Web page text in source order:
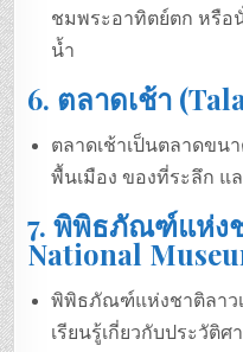
ชมพระอาทิตย์ตก หรือ
น้ำ
6. ตลาดเช้า
ตลาดเช้าเป็นตลาดข
พื้นเมือง ของที่ระลึก แ
7.พิพิธภัณฑ์แห่ง
National
พิพิธภัณฑ์แห่งชาติลาว
เรียนรู้เกี่ยวกับประวัติ